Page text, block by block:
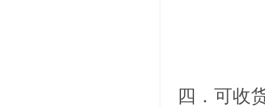
四．可收